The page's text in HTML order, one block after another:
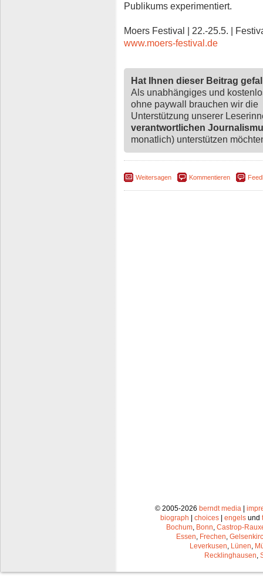
Publikums experimentiert.
Moers Festival | 22.-25.5. |
www.moers-festival.de
Hat Ihnen dieser Beitrag
Als unabhängiges und
ohne paywall brauchen wir die
Unterstützung unserer
verantwortlichen
monatlich) unterstützen
Weitersagen Kommentieren
© 2005-2026 berndt media|
biograph
choices engels und
Bochum, Bonn, Castrop-
Essen, Frechen,
Leverkusen, Lünen,
Recklinghausen,